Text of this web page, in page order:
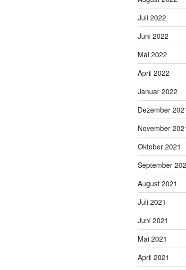
Juli 2022
Juni 2022
Mai 2022
April 2022
Januar 2022
Dezember
November
Oktober 2021
September
August 2021
Juli 2021
Juni 2021
Mai 2021
April 2021